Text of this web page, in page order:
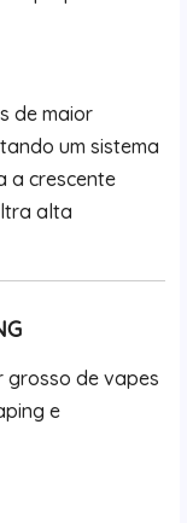
de maior
um sistema
a crescente
alta
grosso de vapes
e